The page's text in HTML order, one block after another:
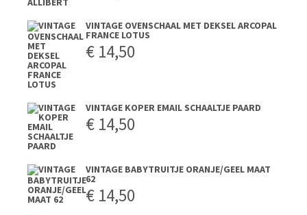
VINTAGE OVENSCHAAL MET DEKSEL ARCOPAL
FRANCE LOTUS
€ 14,50
VINTAGE KOPER EMAIL SCHAALTJE PAARD
€ 14,50
VINTAGE BABYTRUITJE ORANJE/GEEL MAAT
62
€ 14,50